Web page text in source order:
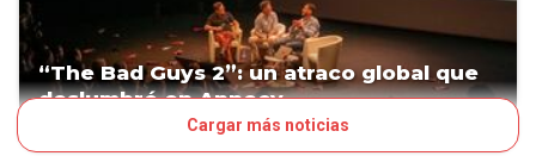
“The Bad Guys 2”: un atraco global que
deslumbró en Annecy
Cargar más noticias